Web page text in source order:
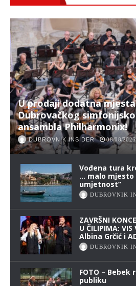
U prodaji dodatna
Dubrovačkog
ansambla Philharmonix!
DUBROVNIK INSIDER 08/08/2026
Vođena tura
… malo mjesto
umjetnost”
DUBROVNIK
ZAVRŠNI
U ČILIPIMA:
Albina Grčić i
DUBROVNIK
FOTO –
publiku